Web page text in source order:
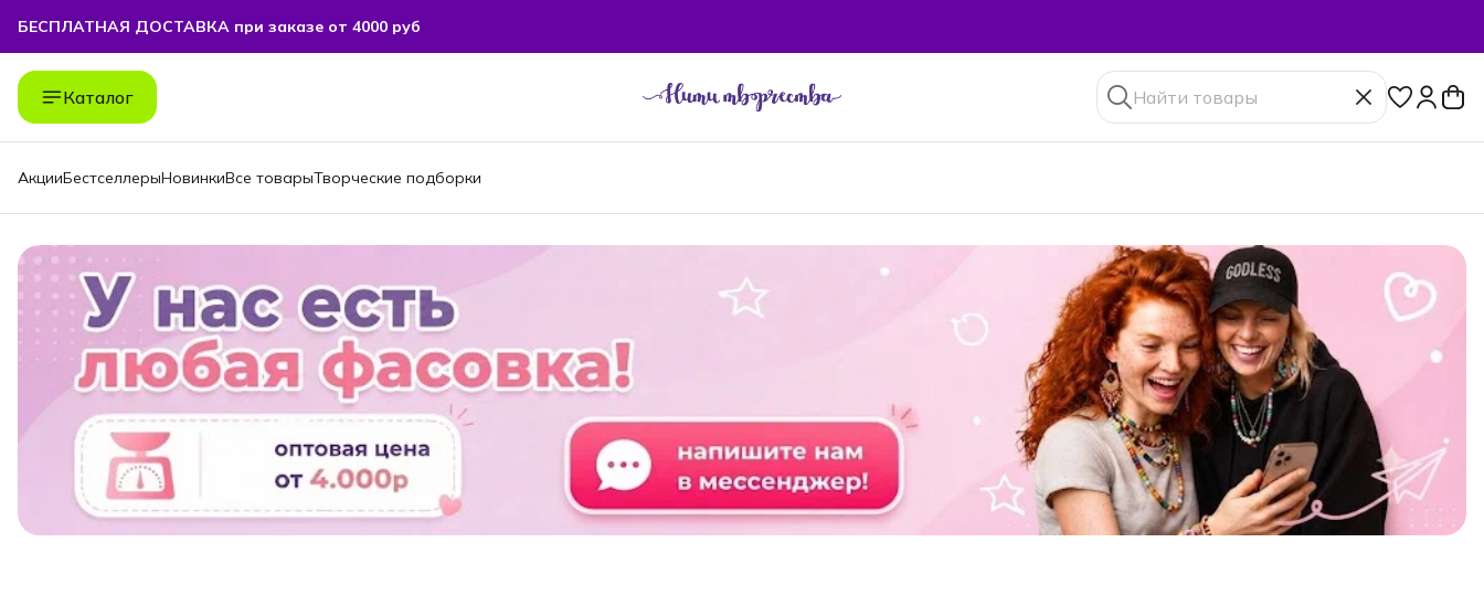
БЕСПЛАТНАЯ ДОСТАВКА при заказе от 4000 руб
БЕСПЛАТНАЯ ДОСТАВКА при заказе от 4000 руб
Каталог
АкцииБестселлерыНовинкиВсе товарыТворческие подборки